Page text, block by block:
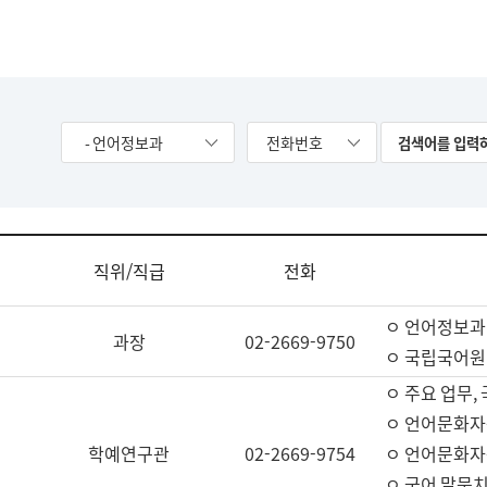
- 언어정보과 전화번호
직위/직급 전화
과장 02-2669-9750
ㅇ 언어정보
ㅇ 국립국어
학예연구관 02-2669-9754
ㅇ 주요 업무,
ㅇ 언어문화
ㅇ 언어문화